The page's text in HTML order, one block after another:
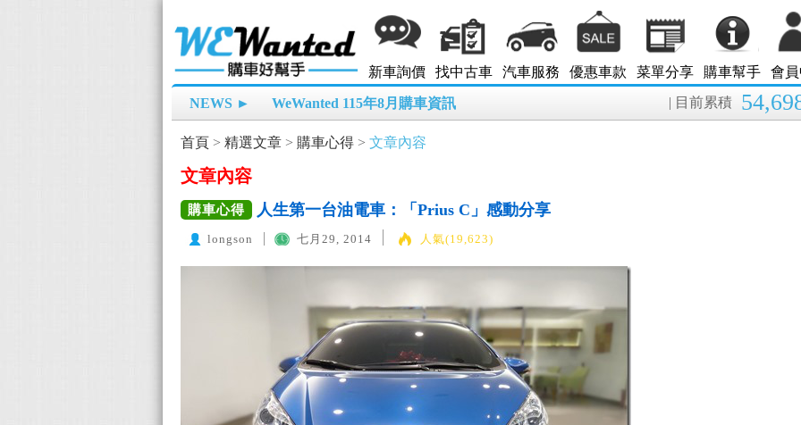
新車詢價 找中古車 汽車服務 優惠車款 菜單分享 購車幫手 會
NEWS ► WeWanted 115年8月購車資訊 | 目前累積
首頁 > 精選文章 > 購車心得 > 文章內容
文章內容
購車心得 人生第一台油電車：「Prius C」感動分享
longson 七月29, 2014 人氣(19,623)